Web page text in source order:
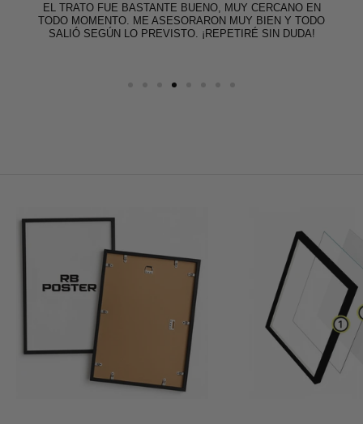
EL TRATO FUE BASTANTE BUENO, MUY CERCANO EN
TODO MOMENTO. ME ASESORARON MUY BIEN Y TODO
SALIÓ SEGÚN LO PREVISTO. ¡REPETIRÉ SIN DUDA!